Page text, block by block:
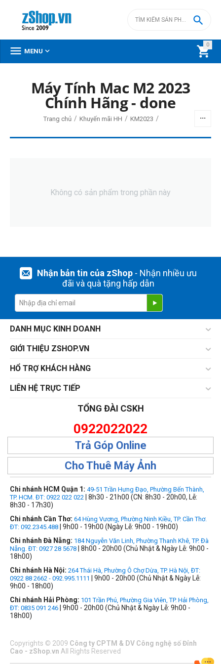
0


 MENU 
Máy Tính Mac M2 2023
Chính Hãng - done
Trang chủ / Khuyến mãi HH / KM2023 /
Không có sản phẩm trong phần này
Nhận bản tin của zShop- Nhận nhiều ưu
đãi và quà tặng hấp dẫn
DANH MỤC KINH DOANH
GIỚI THIỆU ZSHOP.VN
HỔ TRỢ KHÁCH HÀNG
LIÊN HỆ TRỰC TIẾP
TỔNG ĐÀI CSKH
0922022022
Trả Góp Online
Cho Thuê Máy Ảnh
Chi nhánh HCM Quận 1: 49-51 Trần Hưng Đạo, Phường Bến Thành,
TP. HCM. ĐT: 0922 022 022 | 8h30 - 21h00 (CN: 8h30 - 20h00, Lễ:
8h30 - 17h30)
Chi nhánh Cần Thơ: 64 Hùng Vương, Phường Ninh Kiều, TP. Cần Thơ.
ĐT: 092.2345.488 | 9h00 - 19h00 (Ngày Lễ: 9h00 - 19h00)
Chi nhánh Đà Nẵng: 184 Nguyễn Văn Linh, Phường Thanh Khê, TP. Đà
Nẵng. ĐT: 0927 28 5678 | 8h00 - 20h00 (Chủ Nhật & Ngày Lễ: 9h00 -
18h00)
Chi nhánh Hà Nội: 264 Thái Hà, Phường Ô Chợ Dừa, TP. Hà Nội, ĐT:
0922 88 2662 - 092.995.1111
| 9h00 - 20h00 (Chủ Nhật & Ngày Lễ:
9h00 - 18h00)
Chi nhánh Hải Phòng: 101 Trần Phú, Phường Gia Viên, TP. Hải Phòng,
ĐT: 0835 091 246 | 9h00 - 20h00 (Chủ Nhật & Ngày Lễ: 9h00 -
18h00)
Copyrights © 2009 Công ty CPTM & DV Công nghệ số Đỉnh
Cao - zShop.vn All Rights Reserved